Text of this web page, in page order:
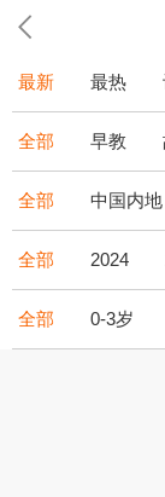
最新 最热
全部 早教
全部 中国内地
全部 2024
全部 0-3岁